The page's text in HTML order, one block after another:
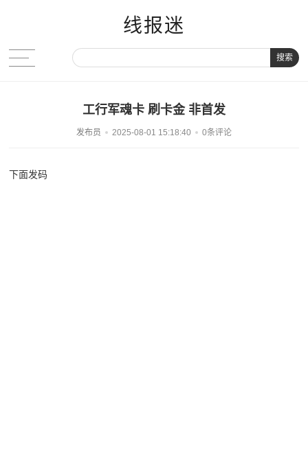
线报迷
搜索
工行军魂卡 刷卡金 非首发
发布员 2025-08-01 15:18:40 0条评论
下面发码